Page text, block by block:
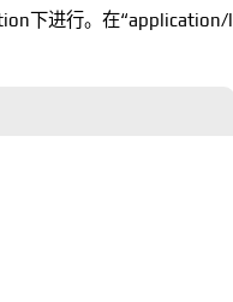
下进行。在“application/l